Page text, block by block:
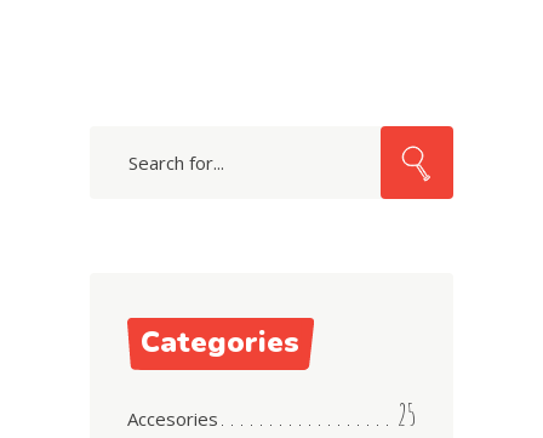
Categories
Accesories 25